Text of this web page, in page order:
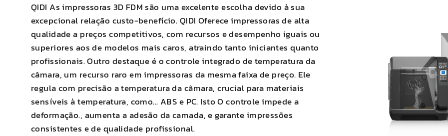
QIDI As impressoras 3D FDM são uma excelente escolha devido à sua
excepcional relação custo-benefício.QIDI Oferece impressoras de alta
qualidade a preços competitivos, com recursos e desempenho iguais ou
superiores aos de modelos mais caros, atraindo tanto iniciantes quanto
profissionais. Outro destaque é o controle integrado de temperatura da
câmara, um recurso raro em impressoras da mesma faixa de preço. Ele
regula com precisão a temperatura da câmara, crucial para materiais
sensíveis à temperatura, como... ABSe PC. IstoO controle impede a
deformação., aumenta a adesão da camada, e garante impressões
consistentes e de qualidade profissional.